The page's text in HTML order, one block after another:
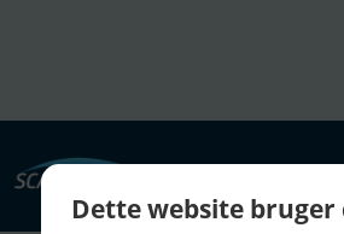
Dette website bruger